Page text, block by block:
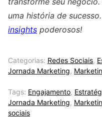
uma história de
insights poderosos!
Categorias: Redes Sociais,
Jornada Marketing,
Tags: Engajamento,
Jornada Marketing,
sociais